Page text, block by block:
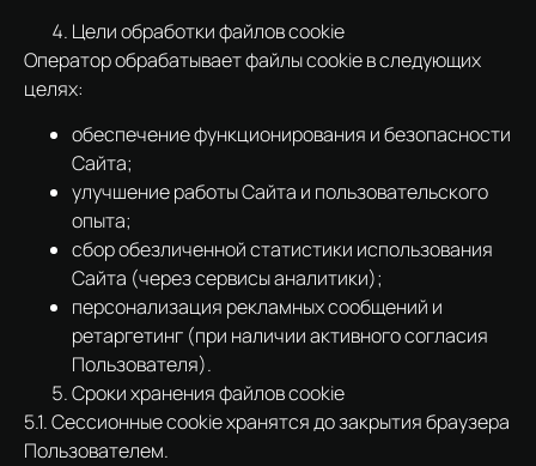
Цели обработки файлов cookie
Оператор обрабатывает файлы cookie в следующих
целях:
обеспечение функционирования и безопасности
Сайта;
улучшение работы Сайта и пользовательского
опыта;
сбор обезличенной статистики использования
Сайта (через сервисы аналитики);
персонализация рекламных сообщений и
ретаргетинг (при наличии активного согласия
Пользователя).
Сроки хранения файлов cookie
5.1. Сессионные cookie хранятся до закрытия браузера
Пользователем.